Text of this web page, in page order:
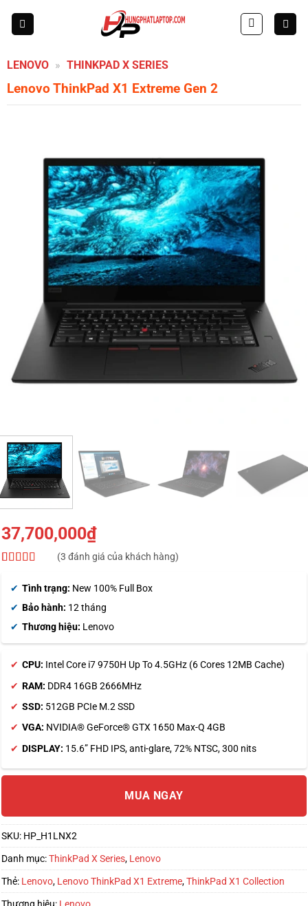
LENOVO » THINKPAD X SERIES
Lenovo ThinkPad X1 Extreme Gen 2
37,700,000₫
trên đánh
(3 đánh giá của khách hàng)
Tình trạng: New 100% Full Box
Bảo hành: 12 tháng
Thương hiệu: Lenovo
CPU: Intel Core i7 9750H Up To 4.5GHz (6 Cores 12MB Cache)
RAM: DDR4 16GB 2666MHz
SSD: 512GB PCIe M.2 SSD
VGA: NVIDIA® GeForce® GTX 1650 Max-Q 4GB
DISPLAY: 15.6” FHD IPS, anti-glare, 72% NTSC, 300 nits
MUA NGAY
SKU: HP_H1LNX2
Danh mục:ThinkPad X Series, Lenovo
Thẻ: Lenovo, Lenovo ThinkPad X1 Extreme,ThinkPad X1 Collection